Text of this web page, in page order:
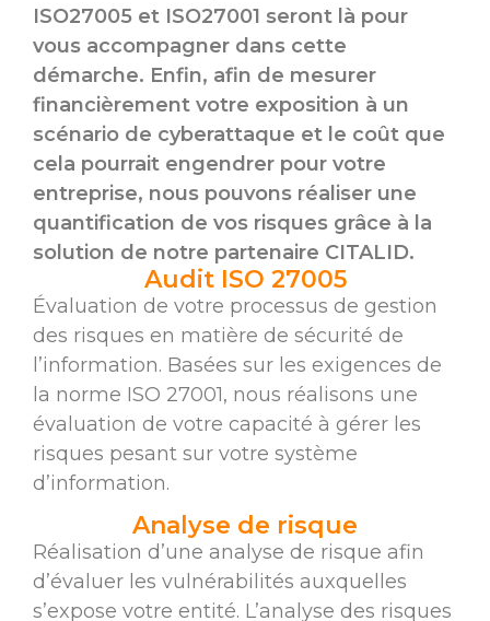
ISO27005 et ISO27001 seront là pour
vous accompagner dans cette
démarche. Enfin, afin de mesurer
financièrement votre exposition à un
scénario de cyberattaque et le coût que
cela pourrait engendrer pour votre
entreprise, nous pouvons réaliser une
quantification de vos risques grâce à la
solution de notre partenaire CITALID.
Audit ISO 27005
Évaluation de votre processus de gestion
des risques en matière de sécurité de
l’information. Basées sur les exigences de
la norme ISO 27001, nous réalisons une
évaluation de votre capacité à gérer les
risques pesant sur votre système
d’information.
Analyse de risque
Réalisation d’une analyse de risque afin
d’évaluer les vulnérabilités auxquelles
s’expose votre entité. L’analyse des risques